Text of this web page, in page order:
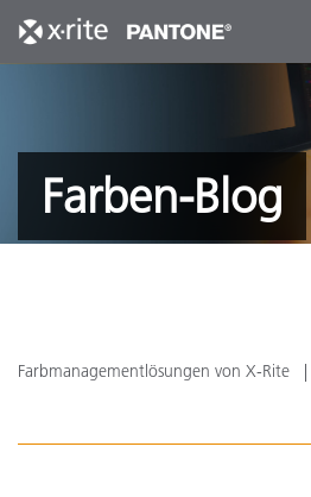
Farben-Blog
Farbmanagementlösungen von X-Rite